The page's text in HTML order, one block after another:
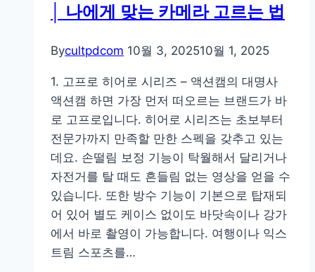
│ 나에게 맞는 카메라 고르는 법
Bycultpdcom 10월 3, 202510월 1, 2025
1. 고프로 히어로 시리즈 – 액션캠의 대명사
액션캠 하면 가장 먼저 떠오르는 브랜드가 바
로 고프로입니다. 히어로 시리즈는 초보부터
전문가까지 만족할 만한 스펙을 갖추고 있는
데요. 손떨림 보정 기능이 탁월해서 달리거나
자전거를 탈 때도 흔들림 없는 영상을 얻을 수
있습니다. 또한 방수 기능이 기본으로 탑재되
어 있어 별도 케이스 없이도 바닷속이나 강가
에서 바로 촬영이 가능합니다. 여행이나 익스
트림 스포츠를…